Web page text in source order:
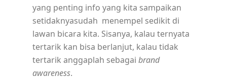
yang penting info yang kita sampaikan
setidaknyasudah menempel sedikit di
lawan bicara kita. Sisanya, kalau ternyata
tertarik kan bisa berlanjut, kalau tidak
tertarik anggaplah sebagai brand
awareness.